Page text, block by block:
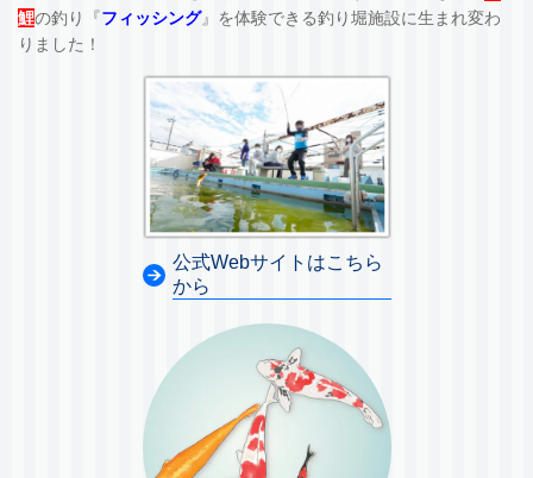
鯉の釣り『フィッシング』を体験できる釣り堀施設に生まれ変わ
りました！
公式Webサイトはこちら
から